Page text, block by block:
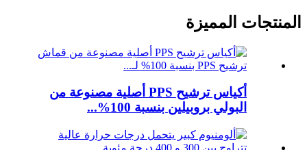
المنتجات المميزة
أكياس ترشيح PPS أصلية مصنوعة من
البولي بروبيلين بنسبة 100%...